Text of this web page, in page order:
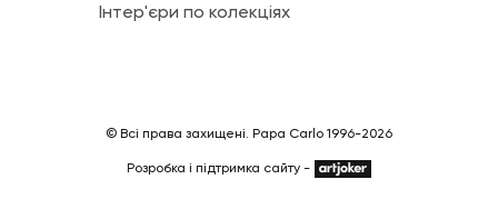
Інтер'єри по колекціях
© Всі права захищені. Papa Carlo 1996-2026
Розробка і підтримка сайту -